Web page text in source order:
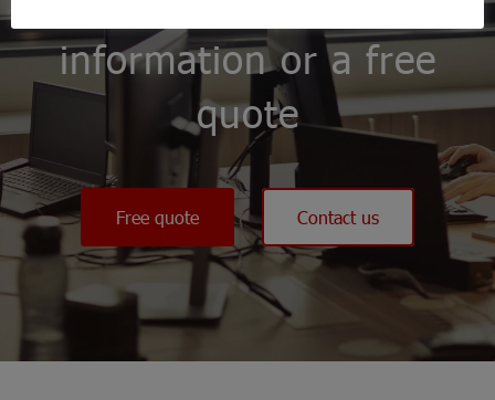
information or a free
quote
Free quote Contact us